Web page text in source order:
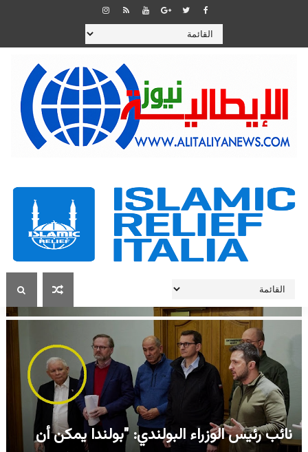
نائب رئيس الوزراء البولندي: "بولندا يمكن أن